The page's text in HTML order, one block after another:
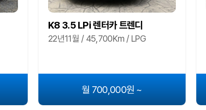
K8 3.5 LPi 렌터카 트렌디
22년11월 / 45,700Km / LPG
월 700,000원 ~